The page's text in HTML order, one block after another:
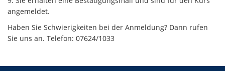
angemeldet.
Haben Sie Schwierigkeiten bei der Anmeldung? Dann rufen
Sie uns an. Telefon: 07624/1033